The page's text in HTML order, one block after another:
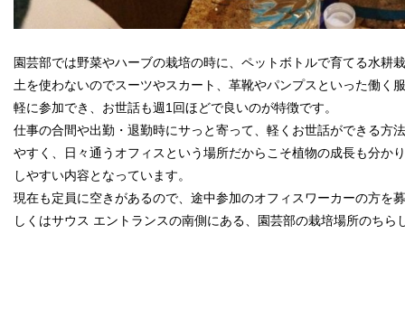
園芸部では野菜やハーブの栽培の時に、ペットボトルで育てる水耕
土を使わないのでスーツやスカート、革靴やパンプスといった働く
軽に参加でき、お世話も週1回ほどで良いのが特徴です。
仕事の合間や出勤・退勤時にサっと寄って、軽くお世話ができる方
やすく、日々通うオフィスという場所だからこそ植物の成長も分か
しやすい内容となっています。
現在も定員に空きがあるので、途中参加のオフィスワーカーの方を
しくはサウス エントランスの南側にある、園芸部の栽培場所のちら